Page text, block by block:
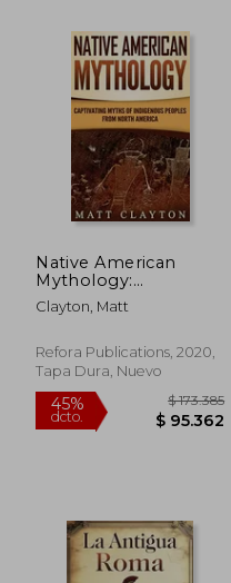
45% $
$
Native American
Mythology:
Captivating Myths of
Indigenous Peoples
(en Inglés)
Clayton, Matt
Refora Publications, 2020,
Tapa Dura, Nuevo